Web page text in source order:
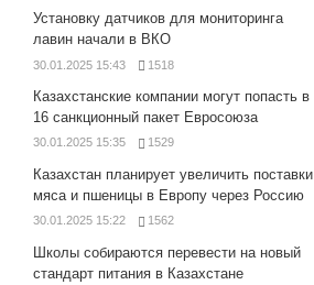
Установку датчиков для мониторинга
лавин начали в ВКО
30.01.2025 15:43 1518
Казахстанские компании могут попасть в
16 санкционный пакет Евросоюза
30.01.2025 15:35 1529
Казахстан планирует увеличить поставки
мяса и пшеницы в Европу через Россию
30.01.2025 15:22 1562
Школы собираются перевести на новый
стандарт питания в Казахстане